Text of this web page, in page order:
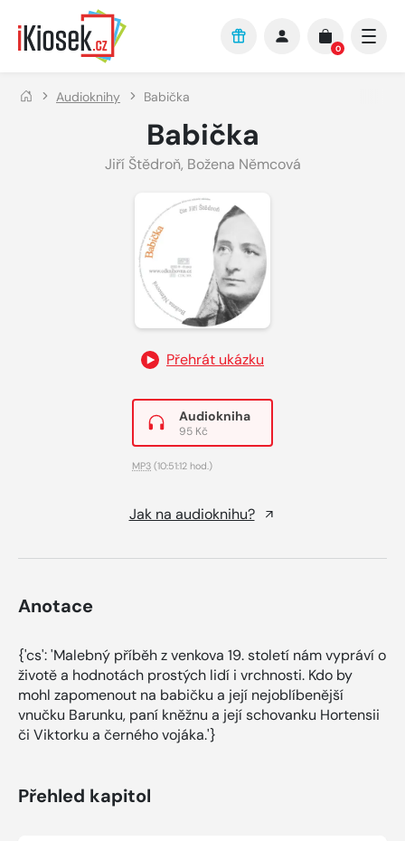
Přejít na hlavní obsah
0
Audioknihy Babička
Babička
Jiří Štědroň, Božena Němcová
Přehrát ukázku
Audiokniha
95 Kč
MP3 (10:51:12 hod.)
Jak na audioknihu?
Anotace
{'cs': 'Malebný příběh z venkova 19. století nám vypráví o
životě a hodnotách prostých lidí i vrchnosti. Kdo by
mohl zapomenout na babičku a její nejoblíbenější
vnučku Barunku, paní kněžnu a její schovanku Hortensii
či Viktorku a černého vojáka.'}
Přehled kapitol